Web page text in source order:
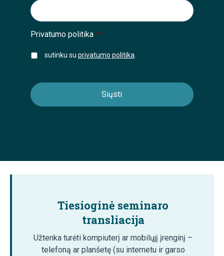
Privatumo politika *
sutinku su privatumo politika
Tiesioginė seminaro
transliacija
Užtenka turėti kompiuterį ar mobilųjį įrenginį –
telefoną ar planšetę (su internetu ir garso